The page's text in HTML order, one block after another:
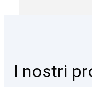
I nostri